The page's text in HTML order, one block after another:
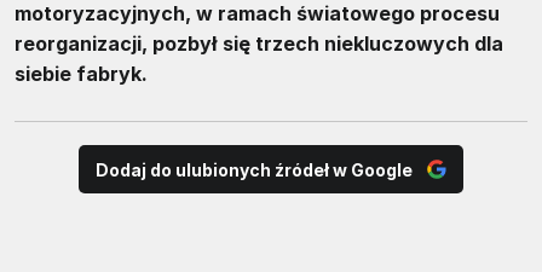
motoryzacyjnych, w ramach światowego procesu
reorganizacji, pozbył się trzech niekluczowych dla
siebie fabryk.
Dodaj do ulubionych źródeł w Google